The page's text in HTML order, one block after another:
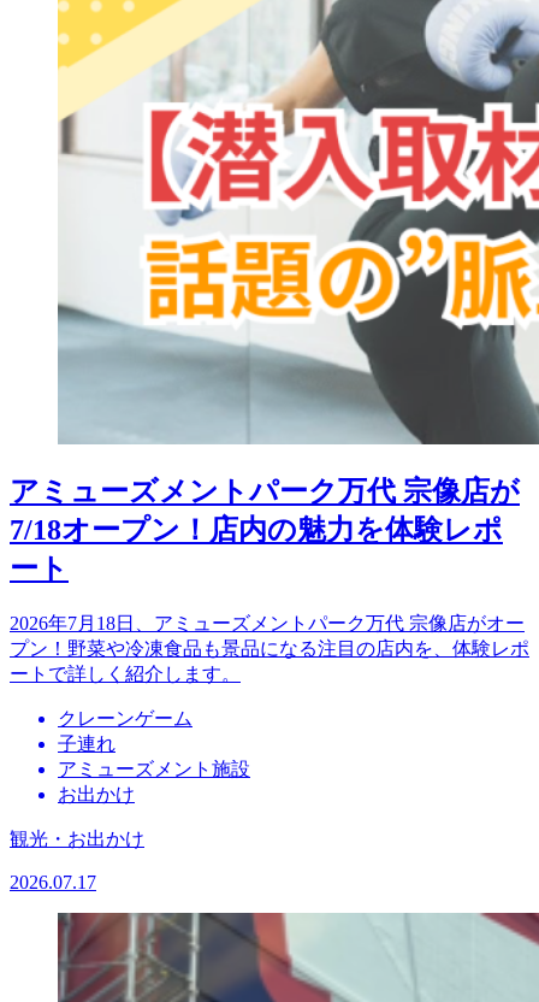
アミューズメントパーク万代 宗像店が
7/18オープン！店内の魅力を体験レポ
ート
2026年7月18日、アミューズメントパーク万代 宗像店がオー
プン！野菜や冷凍食品も景品になる注目の店内を、体験レポ
ートで詳しく紹介します。
クレーンゲーム
子連れ
アミューズメント施設
お出かけ
観光・お出かけ
2026.07.17